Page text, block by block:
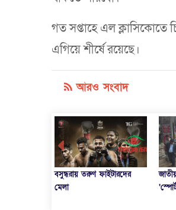
গত সপ্তাহে এল ক্লাসিকোতে
এগিয়ে শীর্ষে রয়েছে।
আরও সংবাদ
বসুন্ধরায় তরুণ ফাইটারদের
মেলা